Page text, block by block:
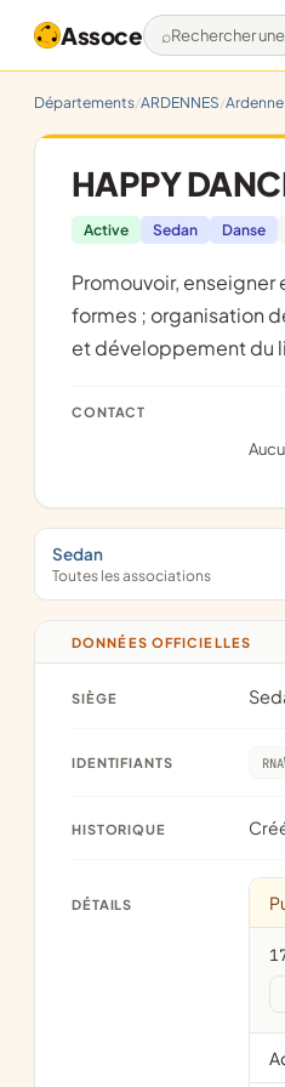
Assoce Rechercher
Départements ARDENNES
HAPPY
Active Sedan Danse
promouvoir, enseigner et développer la pratique de la danse moderne-jazz et contemporaine, sous toutes ses
formes ; organisation
et développement du
CONTACT
Sedan
Toutes les associations
DONNÉES OFFICIELLES
SIÈGE
IDENTIFIANTS RNA
HISTORIQUE
DÉTAILS